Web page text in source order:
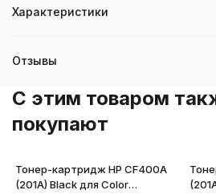
Характеристики
Отзывы
C этим товаром
покупают
Тонер-картридж HP CF400A
(201A) Black для Color